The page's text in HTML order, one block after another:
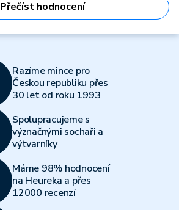
Přečíst hodnocení
Razíme mince pro
Českou republiku přes
30 let od roku 1993
Spolupracujeme s
význačnými sochaři a
výtvarníky
Máme 98% hodnocení
na Heureka a přes
12000 recenzí